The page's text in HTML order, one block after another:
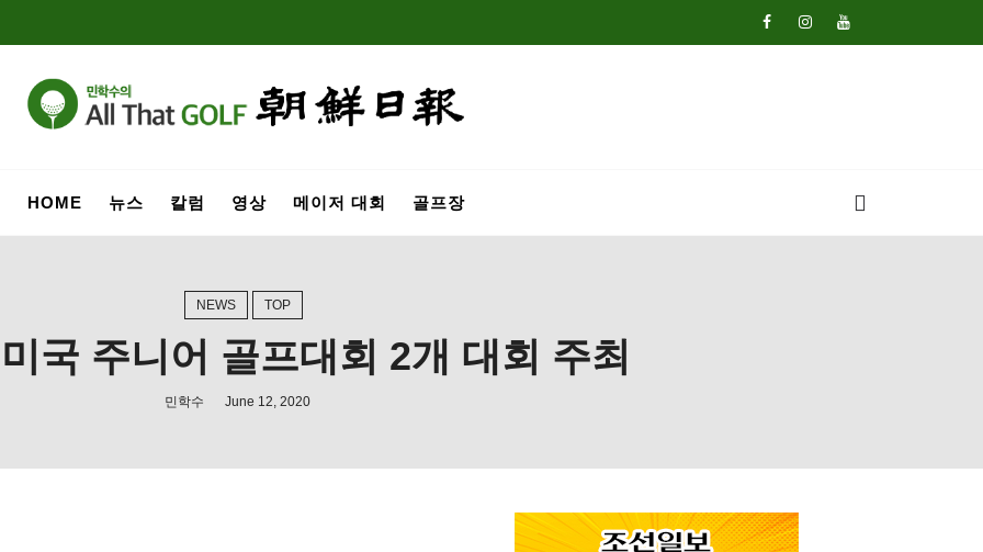
HOME 뉴스 칼럼 영상 메이저 대회 골프장
NEWS TOP
국 주니어 골프대회 2개 대회 주최
민학수 June 12, 2020